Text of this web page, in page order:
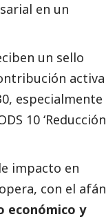
en un
un sello
activa
especialmente
10 ‘Reducción
impacto en
con el afán
económico y